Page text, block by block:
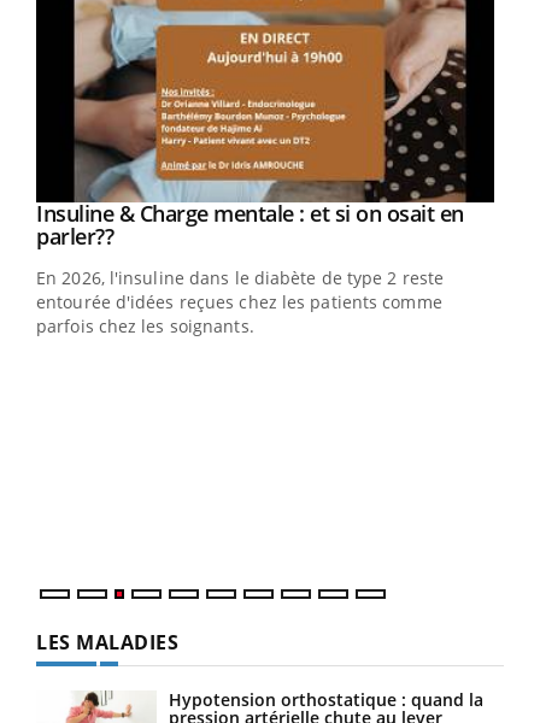
Youtube
Insuline & Charge mentale : et si on osait en
parler??Youtube
En 2026, l'insuline dans le diabète de type 2 reste
entourée d'idées reçues chez les patients comme
parfois chez les soignants.
LES MALADIES
Hypotension orthostatique : quand la
pression artérielle chute au lever